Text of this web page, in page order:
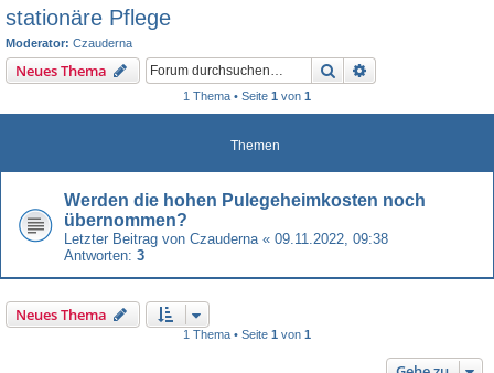
stationäre Pflege
Moderator: Czauderna
Neues Thema Suche
1 Thema • Seite 1 von 1
Themen
Werden die hohen Pulegeheimkosten noch
übernommen?
Letzter Beitrag von Czauderna « 09.11.2022, 09:38
Antworten: 3
Neues Thema
1 Thema • Seite 1 von 1